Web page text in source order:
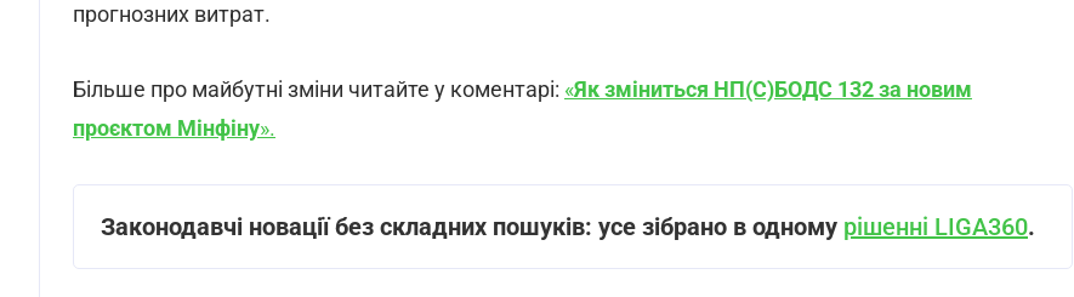
прогнозних витрат.
Більше про майбутні зміни читайте у коментарі: «Як зміниться НП(С)БОДС 132 за новим
проєктом Мінфіну».
Законодавчі новації без складних пошуків: усе зібрано в одному рішенні LIGA360.